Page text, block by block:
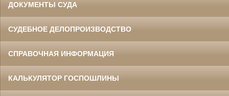
ДОКУМЕНТЫ СУДА
СУДЕБНОЕ ДЕЛОПРОИЗВОДСТВО
СПРАВОЧНАЯ ИНФОРМАЦИЯ
КАЛЬКУЛЯТОР ГОСПОШЛИНЫ